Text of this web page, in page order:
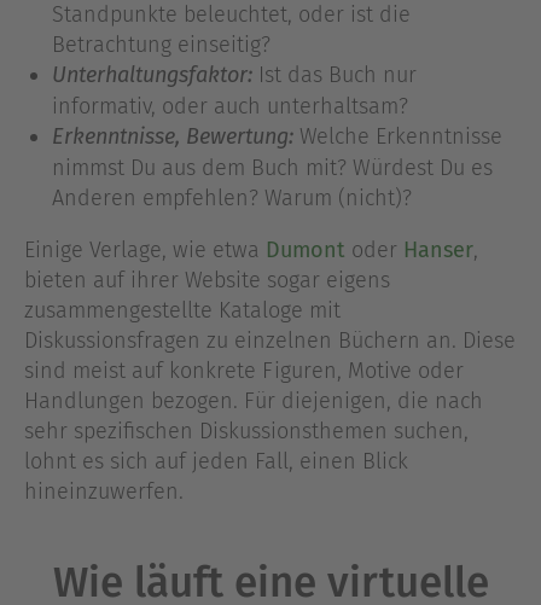
Standpunkte beleuchtet, oder ist die
Betrachtung einseitig?
Unterhaltungsfaktor: Ist das Buch nur
informativ, oder auch unterhaltsam?
Erkenntnisse, Bewertung: Welche Erkenntnisse
nimmst Du aus dem Buch mit? Würdest Du es
Anderen empfehlen? Warum (nicht)?
Einige Verlage, wie etwa Dumont oder Hanser,
bieten auf ihrer Website sogar eigens
zusammengestellte Kataloge mit
Diskussionsfragen zu einzelnen Büchern an. Diese
sind meist auf konkrete Figuren, Motive oder
Handlungen bezogen. Für diejenigen, die nach
sehr spezifischen Diskussionsthemen suchen,
lohnt es sich auf jeden Fall, einen Blick
hineinzuwerfen.
Wie läuft eine virtuelle